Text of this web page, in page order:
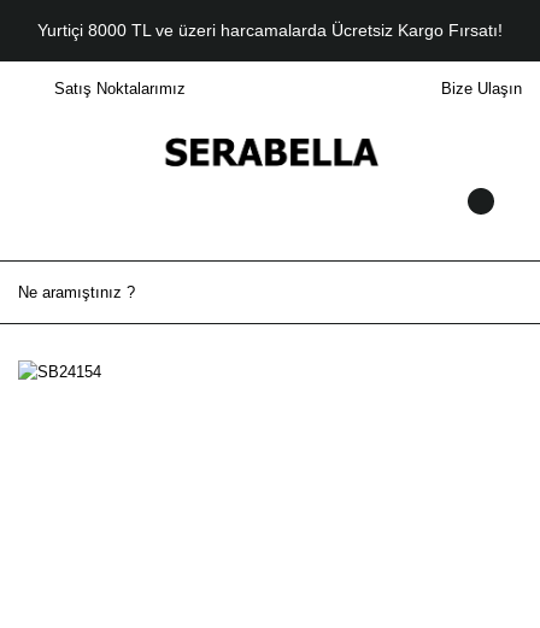
Yurtiçi 8000 TL ve üzeri harcamalarda Ücretsiz Kargo Fırsatı!
Satış Noktalarımız Bize Ulaşın